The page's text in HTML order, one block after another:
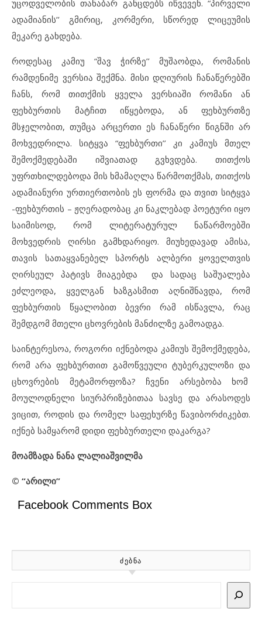
უცოდველობის თანაბარ განცდებს იწვევენ. “პირველი
ადამიანის’’ გმირიც, კორმერი, სწორედ ლიცეუმის
მეკარე გახდება.
როდესაც კამიუ “შავ ჭირზე’’ მუშაობდა, რომანის
რამდენიმე ვერსია შექმნა. მისი დღიურის ჩანაწერებში
ჩანს, რომ თითქმის ყველა ვერსიაში რომანი ან
ფეხბურთის მატჩით იწყებოდა, ან ფეხბურთზე
მსჯელობით, თუმცა არცერთი ეს ჩანაწერი წიგნში არ
მოხვედრილა. სიტყვა “ფეხბურთი’’ კი კამიუს მთელ
შემოქმედებაში იშვიათად გვხვდება. თითქოს
უფრთხილდებოდა მის ხმამაღლა წარმოთქმას, თითქოს
ადამიანური ურთიერთობის ეს ფორმა და თვით სიტყვა
-ფეხბურთის – ჟღერადობაც კი ნაკლებად პოეტური იყო
საიმისოდ, რომ ლიტერატურულ ნაწარმოებში
მოხვედრის ღირსი გამხდარიყო. მიუხედავად ამისა,
თავის სათაყვანებელ სპორტს ალბერი ყოველთვის
ღირსეულ პატივს მიაგებდა და სადაც საშუალება
ეძლეოდა, ყველგან ხაზგასმით აღნიშნავდა, რომ
ფეხბურთის წყალობით ბევრი რამ ისწავლა, რაც
შემდგომ მთელი ცხოვრების მანძილზე გამოადგა.
საინტერესოა, როგორი იქნებოდა კამიუს შემოქმედება,
რომ არა ფეხბურთით გამოწვეული ტუბერკულოზი და
ცხოვრების მეტამორფოზა? ჩვენი არსებობა ხომ
მოულოდნელი სიურპრიზებითაა სავსე და არასოდეს
ვიცით, როდის და რომელ საფეხურზე წავიბორძიკებთ.
იქნებ სამყარომ დიდი ფეხბურთელი დაკარგა?
მოამზადა ნანა ლალიაშვილმა
© “არილი”
Facebook Comments Box
ᲫᲔᲑᲜᲐ